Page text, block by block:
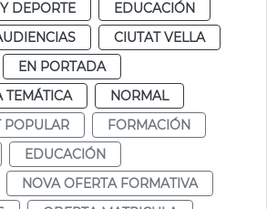
DEPORTE
EDUCACIÓN
CIUTAT VELLA
EN PORTADA
TEMÁTICA
NORMAL
POPULAR
FORMACIÓN
EDUCACIÓN
NOVA OFERTA FORMATIVA